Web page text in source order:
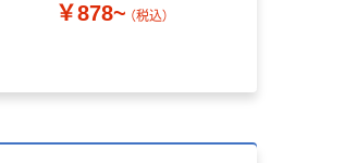
￥878~ （税込）